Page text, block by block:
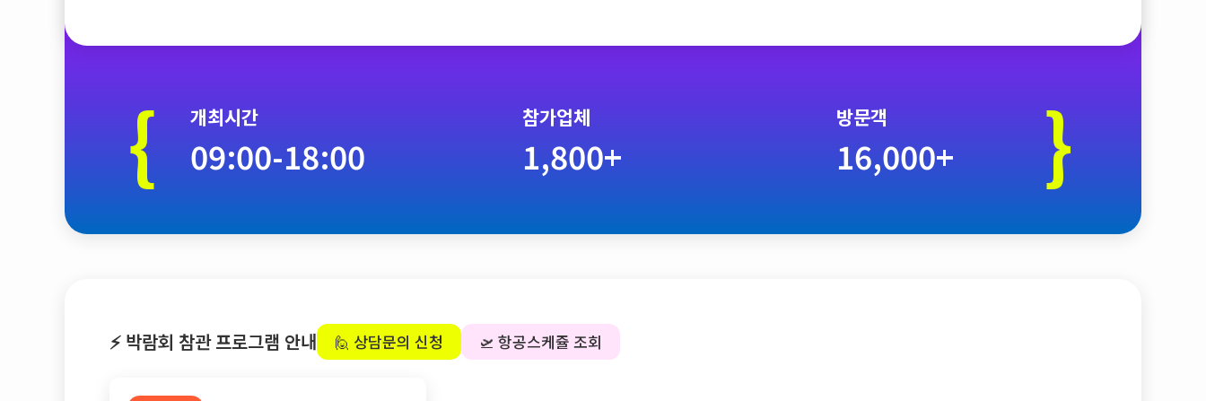
{ 개최시간 참가업체 방문객
09:00-18:00 1,800+ 16,000+ }
⚡ 박람회 참관 프로그램 안내 🙋 상담문의 신청 🛫 항공스케쥴 조회